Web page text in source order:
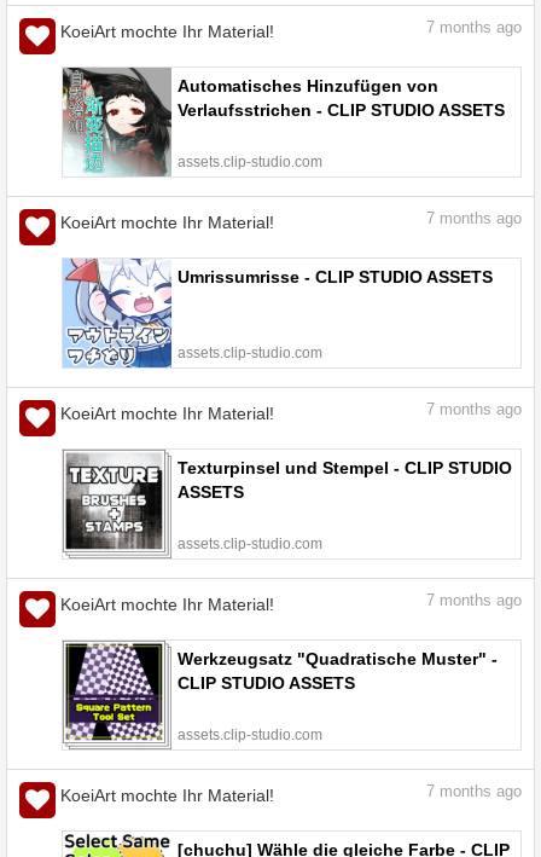
KoeiArt mochte Ihr Material! 7 months ago
Automatisches Hinzufügen von
Verlaufsstrichen - CLIP STUDIO ASSETS
assets.clip-studio.com
KoeiArt mochte Ihr Material! 7 months ago
Umrissumrisse - CLIP STUDIO ASSETS
assets.clip-studio.com
KoeiArt mochte Ihr Material! 7 months ago
Texturpinsel und Stempel - CLIP STUDIO
ASSETS
assets.clip-studio.com
KoeiArt mochte Ihr Material! 7 months ago
Werkzeugsatz "Quadratische Muster" -
CLIP STUDIO ASSETS
assets.clip-studio.com
KoeiArt mochte Ihr Material! 7 months ago
[chuchu] Wähle die gleiche Farbe - CLIP